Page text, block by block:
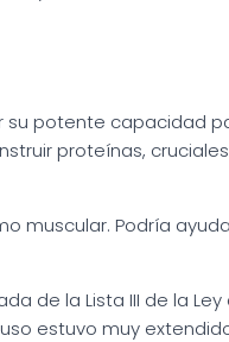
potente capacidad
proteínas,
muscular. Podría
de la Lista III de la
estuvo muy